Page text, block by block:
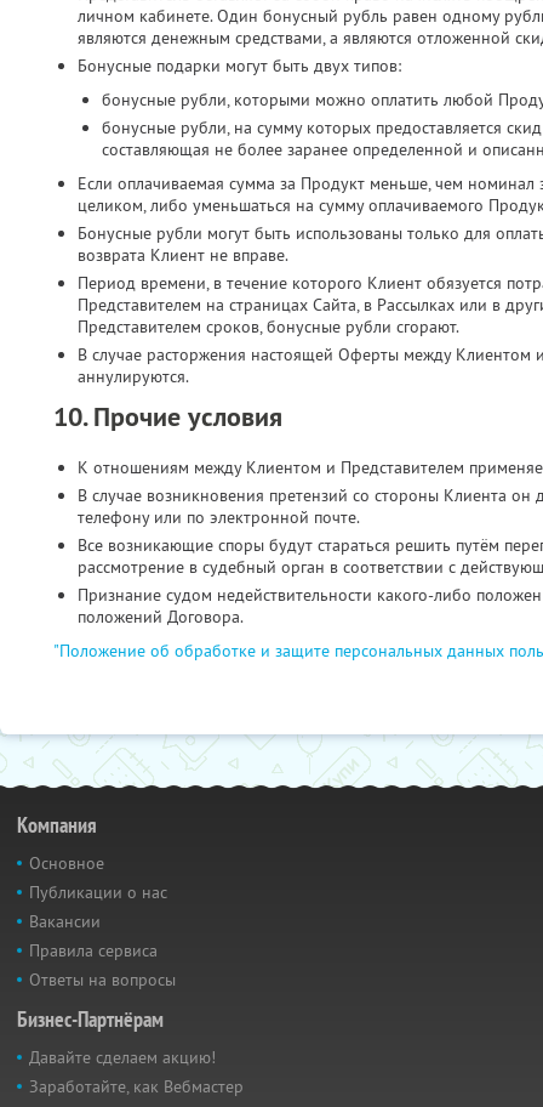
личном кабинете. Один бонусный рубль равен одному
являются денежным средствами, а являются отложенной
Бонусные подарки могут быть двух типов:
бонусные рубли, которыми можно оплатить любой
бонусные рубли, на сумму которых предоставляется
составляющая не более заранее определенной и
Если оплачиваемая сумма за Продукт меньше, чем
целиком, либо уменьшаться на сумму оплачиваемого
Бонусные рубли могут быть использованы только для
возврата Клиент не вправе.
Период времени, в течение которого Клиент обязуется
Представителем на страницах Сайта, в Рассылках или в
Представителем сроков, бонусные рубли сгорают.
В случае расторжения настоящей Оферты между Клиентом
аннулируются.
10. Прочие условия
К отношениям между Клиентом и Представителем
В случае возникновения претензий со стороны Клиента
телефону или по электронной почте.
Все возникающие споры будут стараться решить путём
рассмотрение в судебный орган в соответствии с
Признание судом недействительности какого-либо
положений Договора.
"Положение об обработке и защите персональных данных
Компания
Основное
Публикации о нас
Вакансии
Правила сервиса
Ответы на вопросы
Бизнес-Партнёрам
Давайте сделаем акцию!
Заработайте, как Вебмастер